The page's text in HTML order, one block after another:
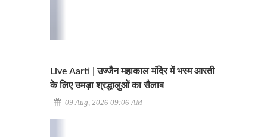
Live Aarti | उज्जैन महाकाल मंदिर में भस्म आरती
के लिए उमड़ा श्रद्धालुओं का सैलाब
09 Aug, 2026 09:06 AM